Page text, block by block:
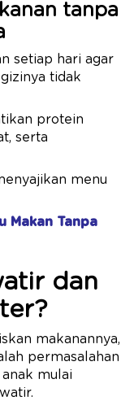
tanpa
setiap hari agar
tidak
protein
serta
menu
Makan Tanpa
dan
makanannya,
permasalahan
mulai